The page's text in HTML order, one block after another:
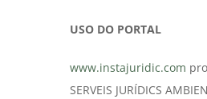
USO DO PORTAL
www.instajuridic.com
SERVEIS JURÍDICS